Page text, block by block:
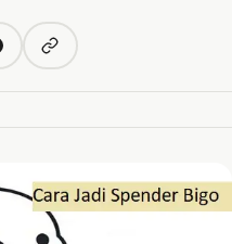
Copy link